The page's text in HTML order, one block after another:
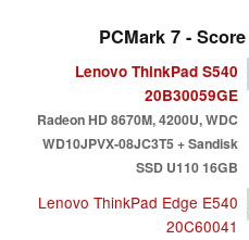
PCMark 7 - Score
Lenovo ThinkPad S540
20B30059GE
Radeon HD 8670M, 4200U, WDC
WD10JPVX-08JC3T5 + Sandisk
SSD U110 16GB
Lenovo ThinkPad Edge E540
20C60041